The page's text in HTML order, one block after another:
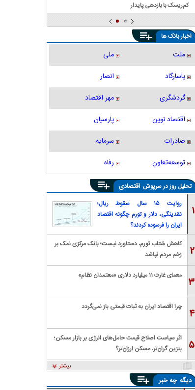
کم‌ریسک با بازدهی پایدار
ثبت
ساخت
و
انواع
اخبار بانک ها
ملت
ملی
پاسارگاد
انصار
گردشگری
مهر اقتصاد
اقتصاد نوین
پارسیان
صادرات
سرمایه
توسعه‌تعاون
رفاه
تحلیل روز در سرپوش اقتصادی
۱
روایت ۱۵ سال سقوط ریال؛
نقدینگی، دلار و تورم چگونه اقتصاد
ایران را فرسوده کردند؟
۲
کاهش شتاب تورم، دستاورد نیست؛ بانک مرکزی نمک بر
زخم مردم نپاشد
۳ معمای غارت ۱۱ میلیارد دلاری «معتمدان نظام»
۴ چرا اقتصاد ایران به ثبات قیمتی باز نمی‌گردد
۵
اثر سیاست اصلاح قیمت حامل‌های انرژی بر بازار مسکن؛
بنزین گران‌تر، مسکن ارزان‌تر؟
بیشتر
دیگه چه خبر